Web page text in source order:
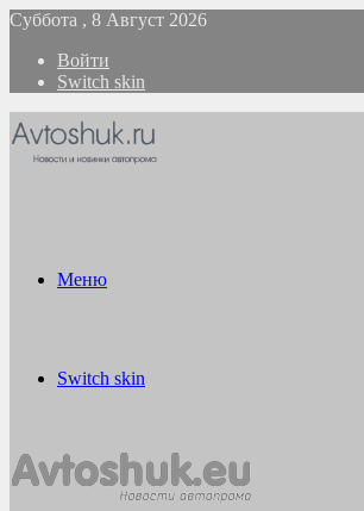
Суббота , 8 Август 2026
Войти
Switch skin
Меню
Switch skin